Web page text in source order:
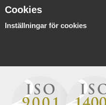
Cookies
Inställningar för cookies